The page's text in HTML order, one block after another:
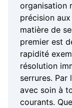
organisation
précision
matière de
premier est
rapidité
résolution
serrures. Par
avec soin à
courants.